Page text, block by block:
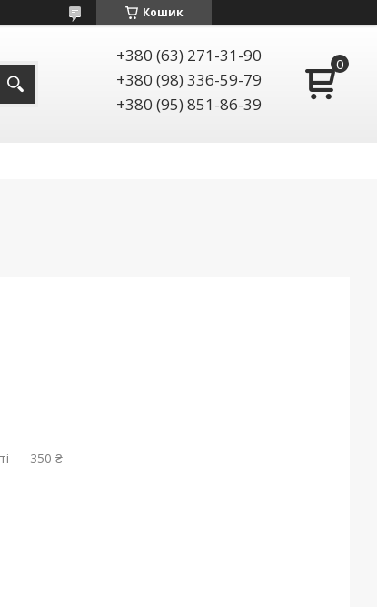
Кошик
+380 (63) 271-31-90
+380 (98) 336-59-79
+380 (95) 851-86-39
— 350 ₴